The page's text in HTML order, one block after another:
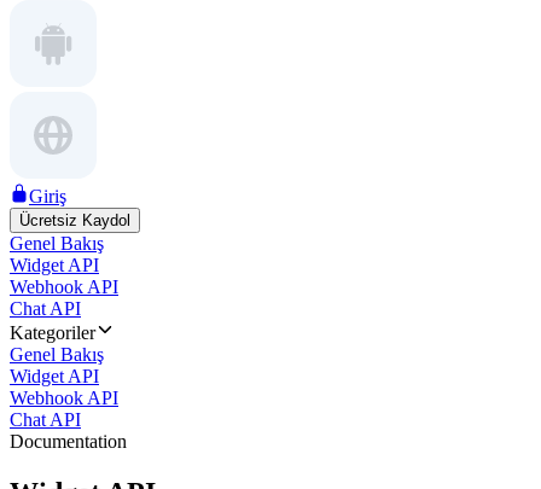
Giriş
Ücretsiz Kaydol
Genel Bakış
Widget API
Webhook API
Chat API
Kategoriler
Genel Bakış
Widget API
Webhook API
Chat API
Documentation